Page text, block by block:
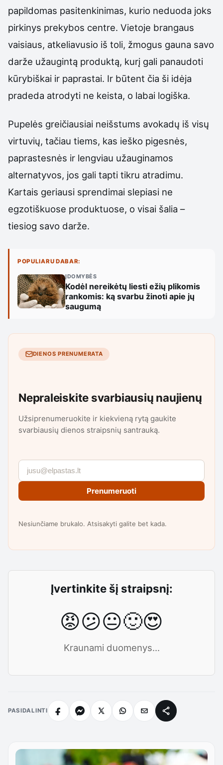
papildomas pasitenkinimas, kurio neduoda joks
pirkinys prekybos centre. Vietoje brangaus
vaisiaus, atkeliavusio iš toli, žmogus gauna savo
darže užaugintą produktą, kurį gali panaudoti
kūrybiškai ir paprastai. Ir būtent čia ši idėja
pradeda atrodyti ne keista, o labai logiška.
Pupelės greičiausiai neišstums avokadų iš visų
virtuvių, tačiau tiems, kas ieško pigesnės,
paprastesnės ir lengviau užauginamos
alternatyvos, jos gali tapti tikru atradimu.
Kartais geriausi sprendimai slepiasi ne
egzotiškuose produktuose, o visai šalia –
tiesiog savo darže.
POPULIARU DABAR:
ĮDOMYBĖS
Kodėl nereikėtų liesti ežių plikomis
rankomis: ką svarbu žinoti apie jų
saugumą
DIENOS PRENUMERATA
Nepraleiskite svarbiausių naujienų
Užsiprenumeruokite ir kiekvieną rytą gaukite
svarbiausių dienos straipsnių santrauką.
Prenumeruoti
Nesiunčiame brukalo. Atsisakyti galite bet kada.
Įvertinkite šį straipsnį:
😡😕😐🙂😍
Kraunami duomenys...
PASIDALINTI